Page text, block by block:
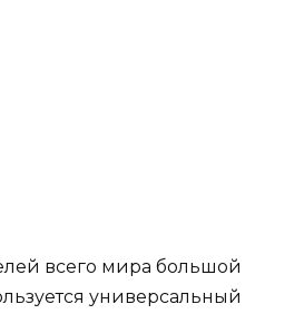
всего мира большой
универсальный